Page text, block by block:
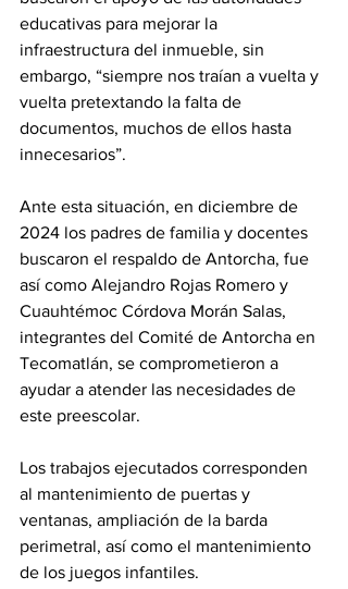
educativas para mejorar la
infraestructura del inmueble, sin
embargo, “siempre nos traían a vuelta y
vuelta pretextando la falta de
documentos, muchos de ellos hasta
innecesarios”.
Ante esta situación, en diciembre de
2024 los padres de familia y docentes
buscaron el respaldo de Antorcha, fue
así como Alejandro Rojas Romero y
Cuauhtémoc Córdova Morán Salas,
integrantes del Comité de Antorcha en
Tecomatlán, se comprometieron a
ayudar a atender las necesidades de
este preescolar.
Los trabajos ejecutados corresponden
al mantenimiento de puertas y
ventanas, ampliación de la barda
perimetral, así como el mantenimiento
de los juegos infantiles.